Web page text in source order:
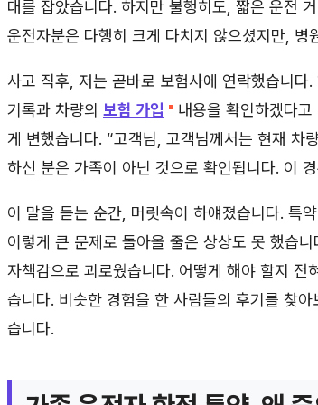
대를 잡았습니다. 하지만 불행히도, 짧은 운전
운전자분은 다행히 크게 다치지 않으셨지만,
사고 직후, 저는 곧바로 보험사에 연락했습니
기록과 차량의 보험 가입
내용을 확인하겠다
게 변했습니다. “고객님, 고객님께서는 현재 차
하신 분은 가족이 아닌 것으로 확인됩니다. 이
이 말을 듣는 순간, 머릿속이 하얘졌습니다. 특
이렇게 큰 문제로 돌아올 줄은 상상도 못 했습
자책감으로 괴로웠습니다. 어떻게 해야 할지
습니다. 비슷한 경험을 한 사람들의 후기를 찾
습니다.